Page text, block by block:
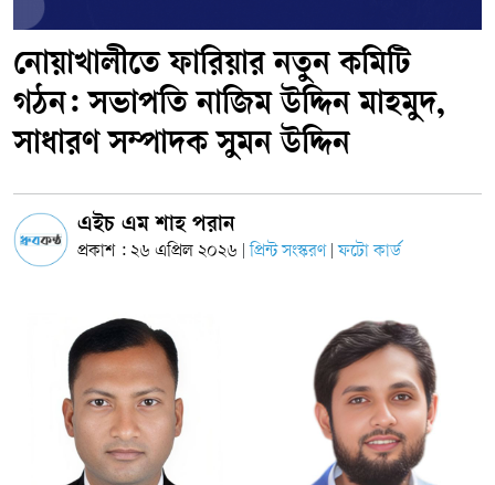
নোয়াখালীতে ফারিয়ার নতুন কমিটি
গঠন: সভাপতি নাজিম উদ্দিন মাহমুদ,
সাধারণ সম্পাদক সুমন উদ্দিন
এইচ এম শাহ পরান
প্রকাশ : ২৬ এপ্রিল ২০২৬ প্রিন্ট সংস্করণ ফটো কার্ড